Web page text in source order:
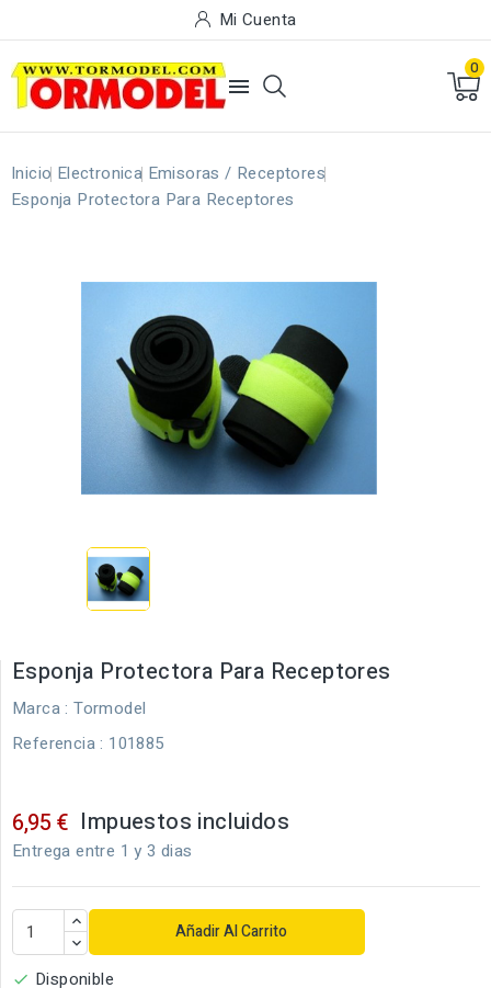
Mi Cuenta

0
Inicio Electronica Emisoras / Receptores
Esponja Protectora Para Receptores
Esponja Protectora Para Receptores
Marca : Tormodel
Referencia : 101885
6,95 € Impuestos incluidos
Entrega entre 1 y 3 dias
Añadir Al Carrito
 Disponible